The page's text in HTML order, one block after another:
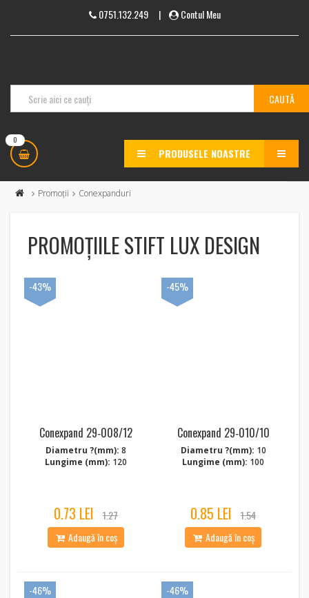
0751.132.249| Contul Meu
0
PRODUSELE NOASTRE MENU
Promoții Conexpanduri
PROMOȚIILE STIFT LUX DESIGN
Conexpand 29‑008/12
Diametru ?(mm): 8
Lungime (mm): 120
0.73 LEI 1.27
-43%
Adaugă în coș
Conexpand 29‑010/10
Diametru ?(mm): 10
Lungime (mm): 100
0.85 LEI 1.54
-45%
Adaugă în coș
-46% -46%